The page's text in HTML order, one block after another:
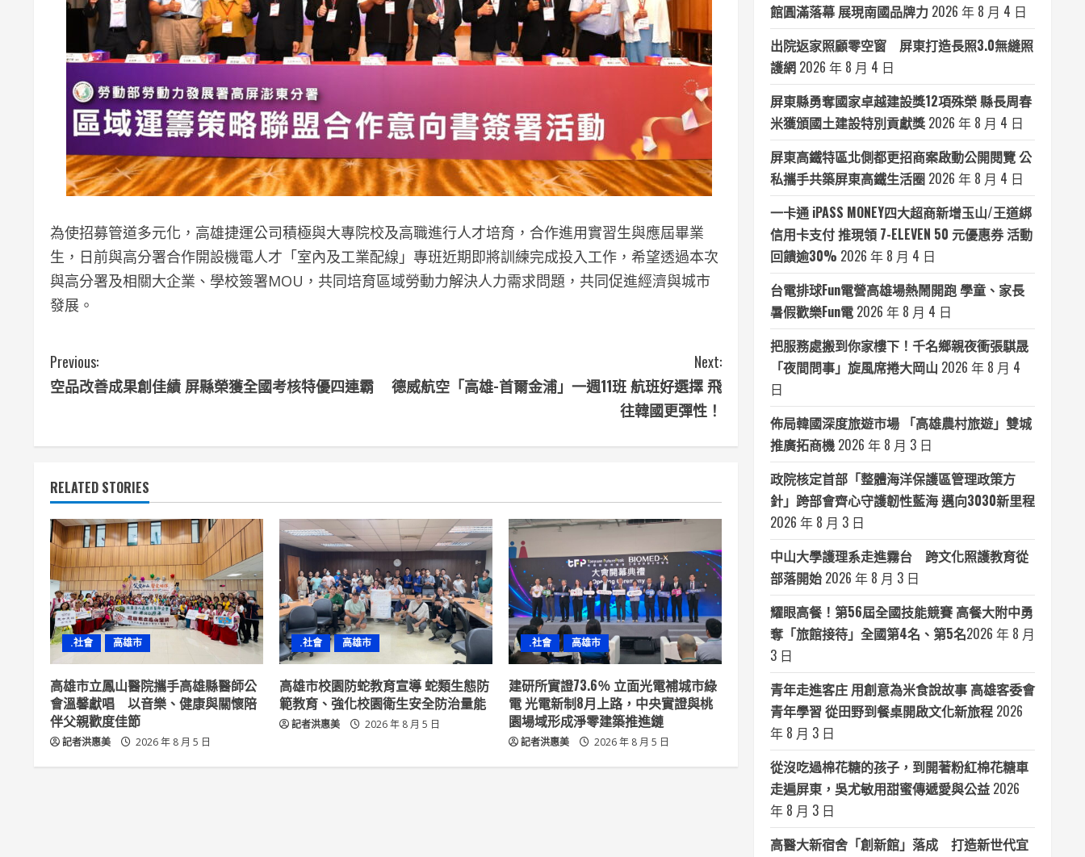
為使招募管道多元化，高雄捷運公司積極與大專院校及高職進行人才培育，合作進用實習生與應屆畢業
生，日前與高分署合作開設機電人才「室內及工業配線」專班近期即將訓練完成投入工作，希望透過本次
與高分署及相關大企業、學校簽署MOU，共同培育區域勞動力解決人力需求問題，共同促進經濟與城市
發展。
C
o
i
n
u
e
R
e
a
d
i
Previous:
空品改善成果創佳績 屏縣榮獲全國考核特優四連霸
Next:
德威航空「高雄-首爾金浦」一週11班 航班好選擇 飛
往韓國更彈性！
RELATED STORIES
.社會 高雄市
高雄市立鳳山醫院攜手高雄縣醫師公
會溫馨獻唱 以音樂、健康與關懷陪
伴父親歡度佳節
記者洪惠美 2026 年 8 月 5 日
.社會 高雄市
高雄市校園防蛇教育宣導 蛇類生態防
範教育、強化校園衛生安全防治量能
記者洪惠美 2026 年 8 月 5 日
.社會 高雄市
建研所實證73.6％ 立面光電補城市綠
電 光電新制8月上路，中央實證與桃
園場域形成淨零建築推進鏈
記者洪惠美 2026 年 8 月 5 日
館圓滿落幕 展現南國品牌力 2026 年 8 月 4 日
出院返家照顧零空窗 屏東打造長照3.0無縫照
護網 2026 年 8 月 4 日
屏東縣勇奪國家卓越建設獎12項殊榮 縣長周春
米獲頒國土建設特別貢獻獎 2026 年 8 月 4 日
屏東高鐵特區北側都更招商案啟動公開閱覽 公
私攜手共築屏東高鐵生活圈 2026 年 8 月 4 日
一卡通 iPASS MONEY四大超商新增玉山/王道綁
信用卡支付 推現領 7-ELEVEN 50 元優惠券 活動
回饋逾30% 2026 年 8 月 4 日
台電排球Fun電營高雄場熱鬧開跑 學童、家長
暑假歡樂Fun電 2026 年 8 月 4 日
把服務處搬到你家樓下！千名鄉親夜衝張騏晟
「夜間問事」旋風席捲大岡山 2026 年 8 月 4
日
佈局韓國深度旅遊市場 「高雄農村旅遊」雙城
推廣拓商機 2026 年 8 月 3 日
政院核定首部「整體海洋保護區管理政策方
針」跨部會齊心守護韌性藍海 邁向3030新里程
2026 年 8 月 3 日
中山大學護理系走進霧台 跨文化照護教育從
部落開始 2026 年 8 月 3 日
耀眼高餐！第56屆全國技能競賽 高餐大附中勇
奪「旅館接待」全國第4名、第5名​2026 年 8 月
3 日
青年走進客庄 用創意為米食說故事 高雄客委會
青年學習 從田野到餐桌開啟文化新旅程 2026
年 8 月 3 日
從沒吃過棉花糖的孩子，到開著粉紅棉花糖車
走遍屏東，吳尤敏用甜蜜傳遞愛與公益 2026
年 8 月 3 日
高醫大新宿舍「創新館」落成 打造新世代宜